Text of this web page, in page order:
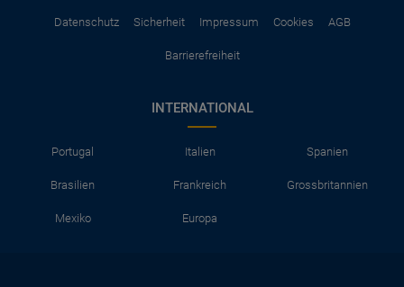
Datenschutz Sicherheit Impressum Cookies AGB
Barrierefreiheit
INTERNATIONAL
Portugal Italien Spanien
Brasilien Frankreich Grossbritannien
Mexiko Europa